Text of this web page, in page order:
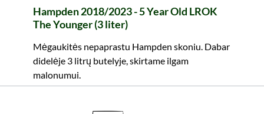
Hampden 2018/2023 - 5 Year Old LROK
The Younger (3 liter)
Mėgaukitės nepaprastu Hampden skoniu. Dabar
didelėje 3 litrų butelyje, skirtame ilgam
malonumui.